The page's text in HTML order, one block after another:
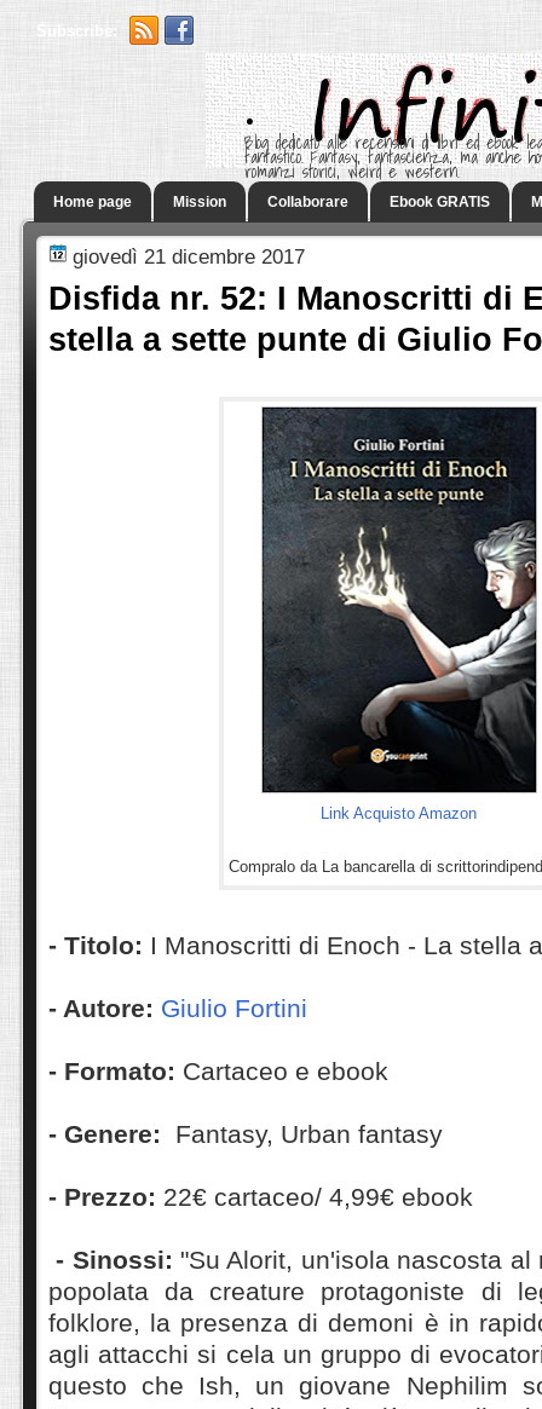
Subscribe:
.
Blog dedicato alle recensioni di libri ed ebook
fantastico. Fantasy, fantascienza, ma anche
romanzi storici, weird e western.
Home page Mission Collaborare Ebook GRATIS
giovedì 21 dicembre 2017
Disfida nr. 52: I Manoscritti di
stella a sette punte di Giulio
Link Acquisto Amazon
Compralo da La bancarella di
- Titolo: I Manoscritti di Enoch - La stella
- Autore: Giulio Fortini
- Formato: Cartaceo e ebook
- Genere: Fantasy, Urban fantasy
- Prezzo: 22€ cartaceo/ 4,99€ ebook
- Sinossi: "Su Alorit, un'isola nascosta al
popolata da creature protagoniste di
folklore, la presenza di demoni è in
agli attacchi si cela un gruppo di
questo che Ish, un giovane Nephilim